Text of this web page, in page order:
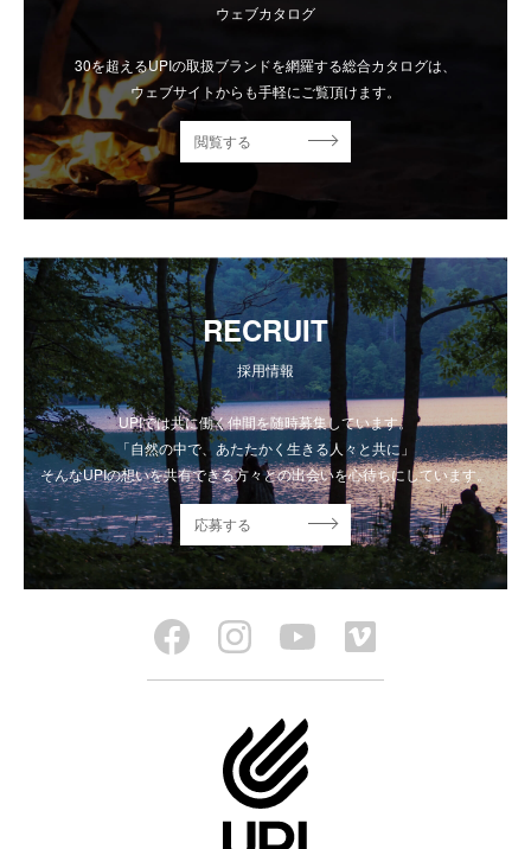
ウェブカタログ
30を超えるUPIの取扱ブランドを網羅する総合カタログは、
ウェブサイトからも手軽にご覧頂けます。
閲覧する
RECRUIT
採用情報
UPIでは共に働く仲間を随時募集しています。
「自然の中で、あたたかく生きる人々と共に」
そんなUPIの想いを共有できる方々との出会いを心待ちにしています。
応募する